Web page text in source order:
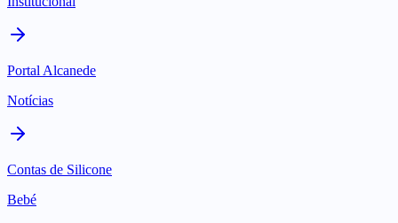
Portal Alcanede
Notícias
Contas de Silicone
Bebé